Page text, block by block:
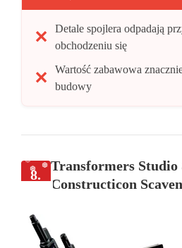
Detale spojlera odpadają
obchodzeniu się
Wartość zabawowa
budowy
8.
Transformers Studio
Constructicon